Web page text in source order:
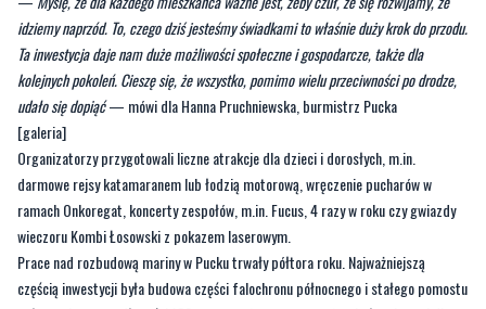
udało się dopiąć— mówi dla Hanna Pruchniewska, burmistrz Pucka
[galeria]
Organizatorzy przygotowali liczne atrakcje dla dzieci i dorosłych, m.in.
darmowe rejsy katamaranem lub łodzią motorową, wręczenie pucharów w
ramach Onkoregat, koncerty zespołów, m.in. Fucus, 4 razy w roku czy gwiazdy
wieczoru Kombi Łosowski z pokazem laserowym.
Prace nad rozbudową mariny w Pucku trwały półtora roku. Najważniejszą
częścią inwestycji była budowa części falochronu północnego i stałego pomostu
połączeniowego o długości 180 m wraz z trzema pomostami pływającymi dla
jachtów.
W ramach inwestycji przebudowano również fragment ul. Żeglarzy, a na